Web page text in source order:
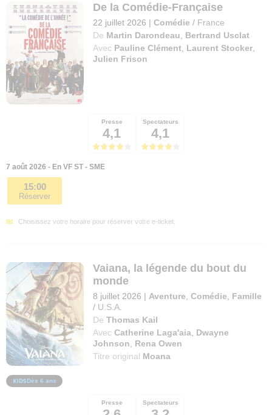
De la Comédie-Française
22 juillet 2026 | Comédie / France
De Martin Darondeau
Bertrand Usclat
Avec Pauline Clément Laurent Stocker
Julien Frison
Presse
4,1
Spectateurs
4,1
7 août 2026 - En VF ST - SME
15:00
Réserver
Choisissez votre horaire pour réserver votre e-ticket.
Vaiana, la légende du bout du
monde
8 juillet 2026 | Aventure ,Comédie
Famille
/ U.S.A.
De Thomas Kail
Avec Catherine Laga'aia
Dwayne
Johnson
Rena Owen
Titre original Moana
Dès 6 ans
Presse Spectateurs